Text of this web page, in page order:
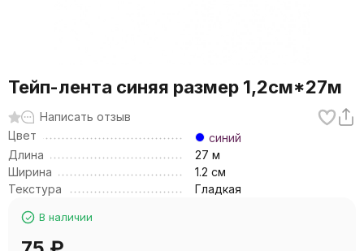
Тейп-лента синяя размер 1,2см*27м
Написать отзыв
Цвет
синий
Длина
27 м
Ширина
1.2 см
Текстура
Гладкая
В наличии